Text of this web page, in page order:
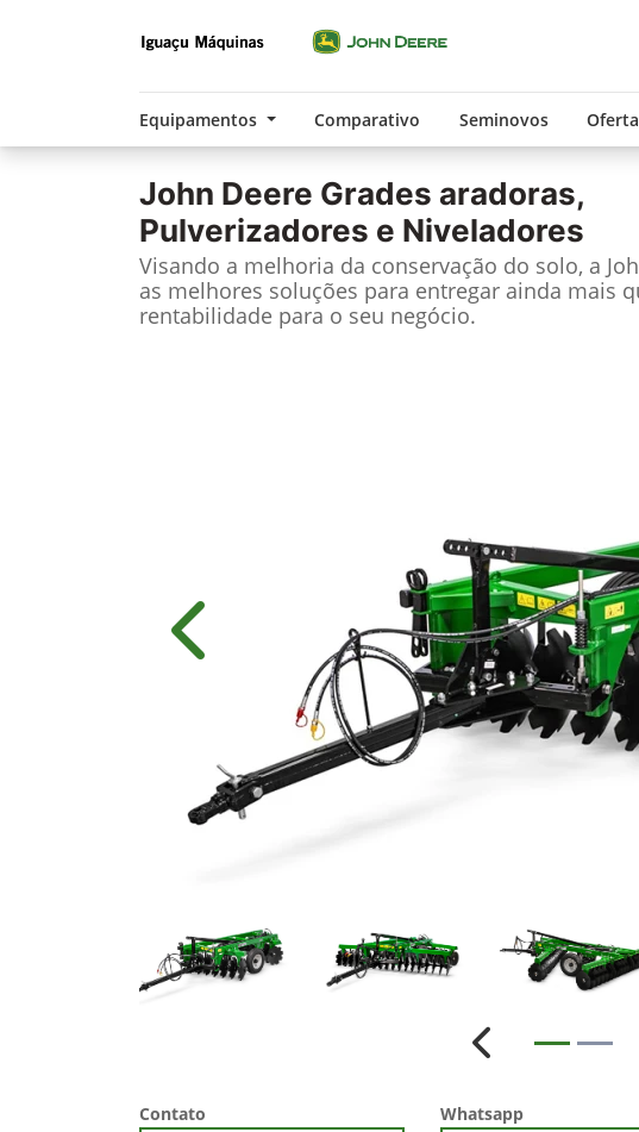
Equipamentos Comparativo Seminovos
John Deere Grades aradoras,
Pulverizadores e Niveladores
Visando a melhoria da conservação do solo, a
as melhores soluções para entregar ainda mais
rentabilidade para o seu negócio.
Anterior
Anterior
Contato
Whatsapp